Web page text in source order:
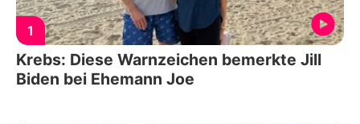
1
Krebs: Diese Warnzeichen bemerkte Jill
Biden bei Ehemann Joe